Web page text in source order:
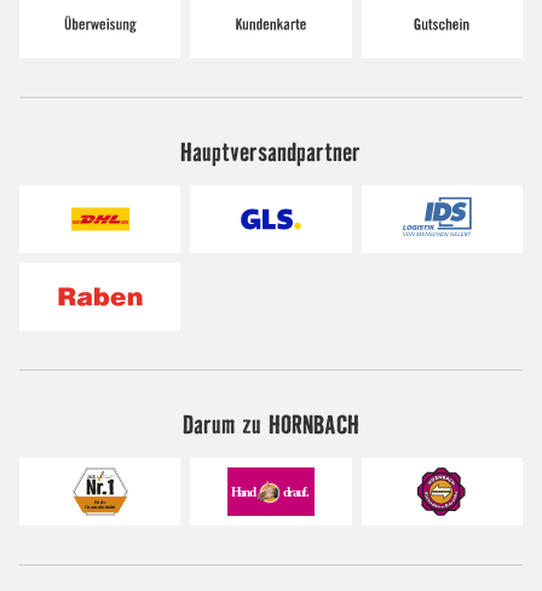
Hauptversandpartner
Darum zu HORNBACH